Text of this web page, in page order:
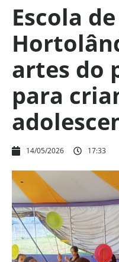
Escola
artes do
para
14/05/2026 17:33